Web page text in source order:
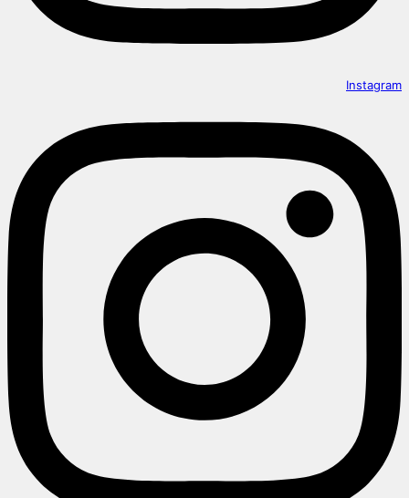
Instagram